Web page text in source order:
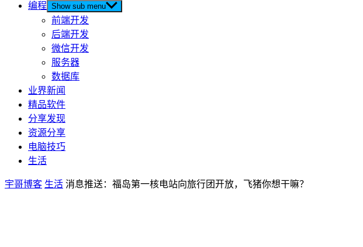
编程 Show sub menu
前端开发
后端开发
微信开发
服务器
数据库
业界新闻
精品软件
分享发现
资源分享
电脑技巧
生活
宇哥博客 生活 消息推送：福岛第一核电站向旅行团开放，飞猪你想干嘛？